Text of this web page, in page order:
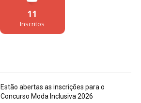
11
Inscritos
Estão abertas as inscrições para o
Concurso Moda Inclusiva 2026